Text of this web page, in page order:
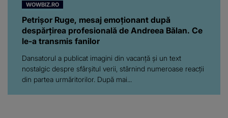
WOWBIZ.RO
Petrișor Ruge, mesaj emoționant după
despărțirea profesională de Andreea Bălan. Ce
le-a transmis fanilor
Dansatorul a publicat imagini din vacanță și un text
nostalgic despre sfârșitul verii, stârnind numeroase reacții
din partea urmăritorilor. După mai...